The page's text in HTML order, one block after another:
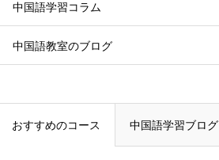
中国語学習コラム
中国語教室のブログ
おすすめのコース 中国語学習ブログ